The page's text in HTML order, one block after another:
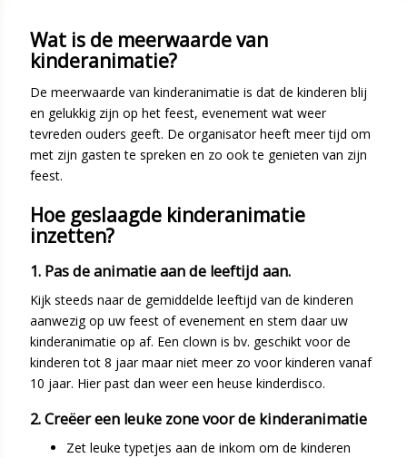
Wat is de meerwaarde van
kinderanimatie?
De meerwaarde van kinderanimatie is dat de kinderen blij
en gelukkig zijn op het feest, evenement wat weer
tevreden ouders geeft. De organisator heeft meer tijd om
met zijn gasten te spreken en zo ook te genieten van zijn
feest.
Hoe geslaagde kinderanimatie
inzetten?
1. Pas de animatie aan de leeftijd aan.
Kijk steeds naar de gemiddelde leeftijd van de kinderen
aanwezig op uw feest of evenement en stem daar uw
kinderanimatie op af. Een clown is bv. geschikt voor de
kinderen tot 8 jaar maar niet meer zo voor kinderen vanaf
10 jaar. Hier past dan weer een heuse kinderdisco.
2. Creëer een leuke zone voor de kinderanimatie
Zet leuke typetjes aan de inkom om de kinderen